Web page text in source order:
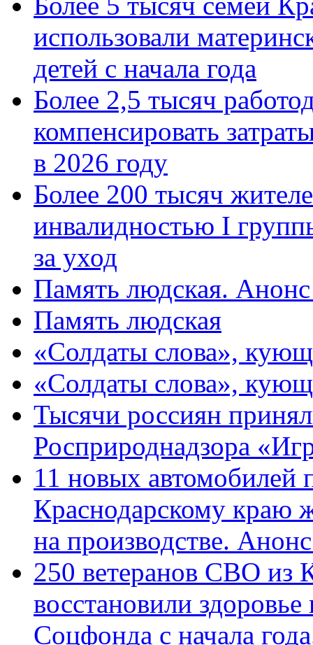
использовали
детей с начала года
Более 2,5 тысяч
компенсировать
в 2026 году
Более 200 тысяч
инвалидностью I
за уход
Память людская.
Память людская
«Солдаты слова»,
«Солдаты слова»,
Тысячи россиян
Росприроднадзора
11 новых автомобилей
Краснодарскому краю
на производстве.
250 ветеранов СВО из
восстановили
Соцфонда с начала